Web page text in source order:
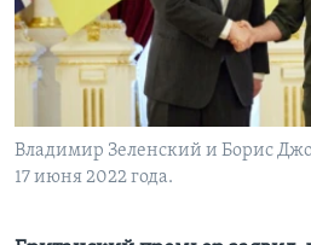
Learning English
СОЦИАЛЬНЫЕ СЕТИ
Владимир Зеленский и Борис
17 июня 2022 года.